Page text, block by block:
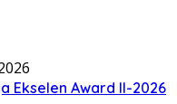
Ekselen Award II-2026